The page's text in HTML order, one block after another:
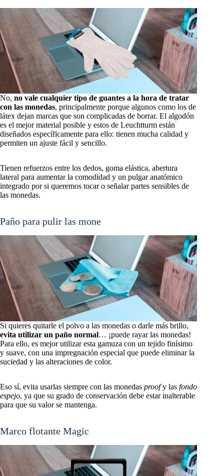
No, no vale cualquier tipo de guantes a la hora de tratar
con las monedas, principalmente porque algunos como los de
látex dejan marcas que son complicadas de borrar. El algodón
es el mejor material posible y estos de Leuchtturm están
diseñados específicamente para ello: tienen mucha calidad y
permiten un ajuste fácil y sencillo.
Tienen refuerzos entre los dedos, goma elástica, abertura
lateral para aumentar la comodidad y un pulgar anatómico
integrado por si queremos tocar o señalar partes sensibles de
las monedas.
Paño para pulir las monedas
Si quieres quitarle el polvo a las monedas o darle más brillo,
evita utilizar un paño normal… ¡puede rayar las monedas!
Para ello, es mejor utilizar esta gamuza con un tejido finísimo
y suave, con una impregnación especial que puede eliminar la
suciedad y las alteraciones de color.
Eso sí, evita usarlas siempre con las monedas proofy las fondo
espejo, ya que su grado de conservación debe estar inalterable
para que su valor se mantenga.
Marco flotante Magic Frame